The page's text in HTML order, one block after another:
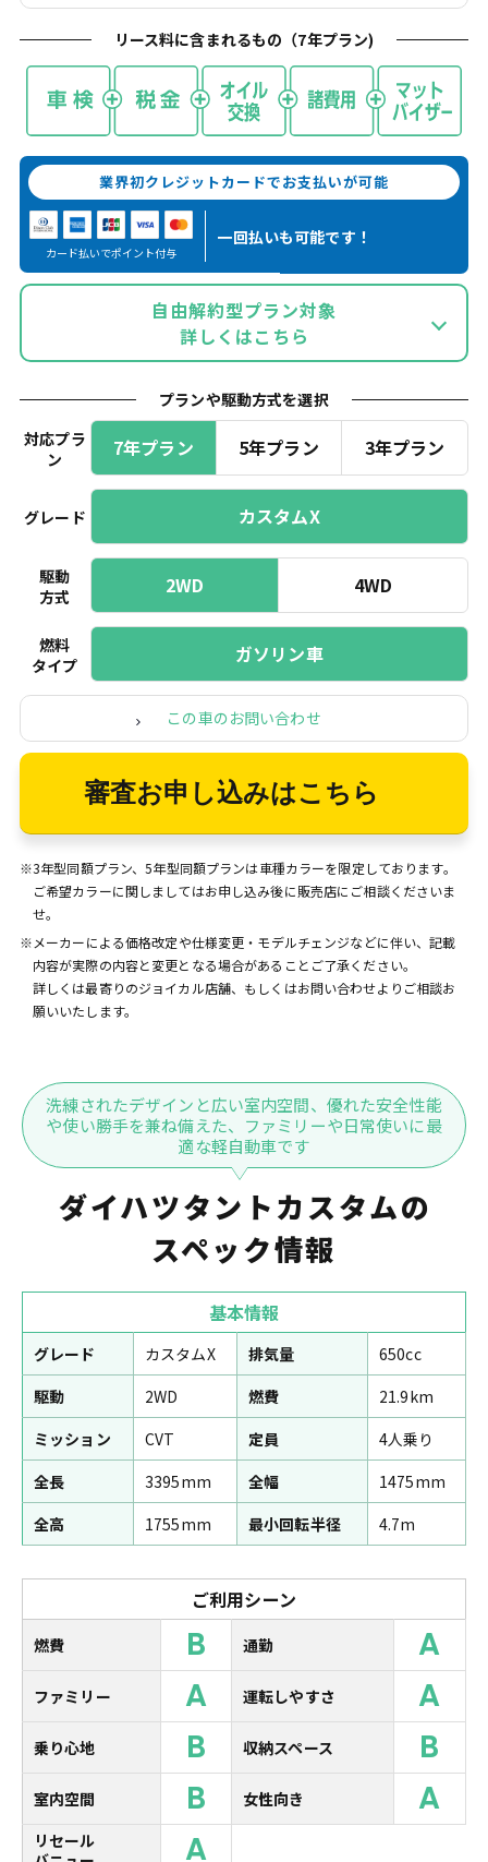
リース料に含まれるもの（7年プラン)
業界初クレジットカードでお支払いが可能
カード払いでポイント付与
一回払いも可能です！
自由解約型プラン対象
詳しくはこちら
プランや駆動方式を選択
対応プラ
ン
7年プラン 5年プラン 3年プラン
グレード カスタムX
駆動
方式
2WD 4WD
燃料
タイプ
ガソリン車
この車のお問い合わせ
審査お申し込みはこちら
※3年型同額プラン、5年型同額プランは車種カラーを限定しております。
ご希望カラーに関しましてはお申し込み後に販売店にご相談くださいま
せ。
※メーカーによる価格改定や仕様変更・モデルチェンジなどに伴い、記載
内容が実際の内容と変更となる場合があることご了承ください。
詳しくは最寄りのジョイカル店舗、もしくはお問い合わせよりご相談お
願いいたします。
洗練されたデザインと広い室内空間、優れた安全性能
や使い勝手を兼ね備えた、ファミリーや日常使いに最
適な軽自動車です
ダイハツタントカスタムの
スペック情報
基本情報
グレード カスタムX 排気量
650cc
駆動
2WD 燃費
21.9km
ミッション
CVT 定員
4人乗り
全長
3395mm 全幅
1475mm
全高
1755mm 最小回転半径 4.7m
ご利用シーン
燃費 B 通勤 A
ファミリー A 運転しやすさ A
乗り心地 B 収納スペース B
室内空間 B 女性向き A
リセール
A